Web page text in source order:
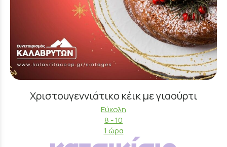
Χριστουγεννιάτικο κέικ με γιαούρτι
Εύκολη
8 - 10
1 ώρα